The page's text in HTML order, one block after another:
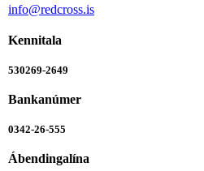
info@redcross.is
Kennitala
530269-2649
Bankanúmer
0342-26-555
Ábendingalína